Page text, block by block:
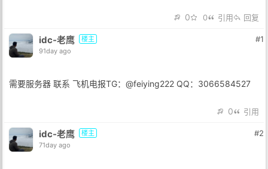
0 0 引用 回复
idc-老鹰
楼主
91day ago
#1
需要服务器 联系 飞机电报TG：@feiying222 QQ：3066584527
0 引用
idc-老鹰
楼主
71day ago
#2